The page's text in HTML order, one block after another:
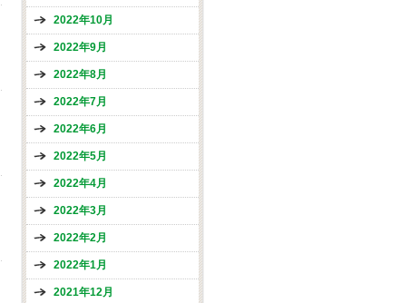
2022年10月
2022年9月
2022年8月
2022年7月
2022年6月
2022年5月
2022年4月
2022年3月
2022年2月
2022年1月
2021年12月